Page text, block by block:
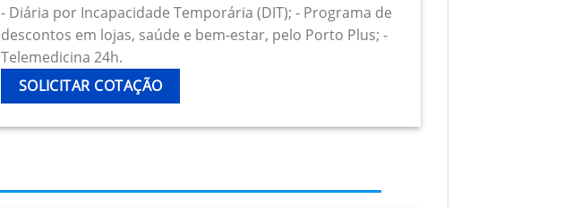
- Diária por Incapacidade Temporária (DIT); - Programa de
descontos em lojas, saúde e bem-estar, pelo Porto Plus; -
Telemedicina 24h.
SOLICITAR COTAÇÃO